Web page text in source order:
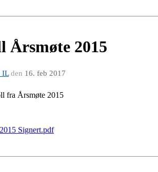
Årsmøte 2015
ILden 16. feb 2017
fra Årsmøte 2015
Signert.pdf